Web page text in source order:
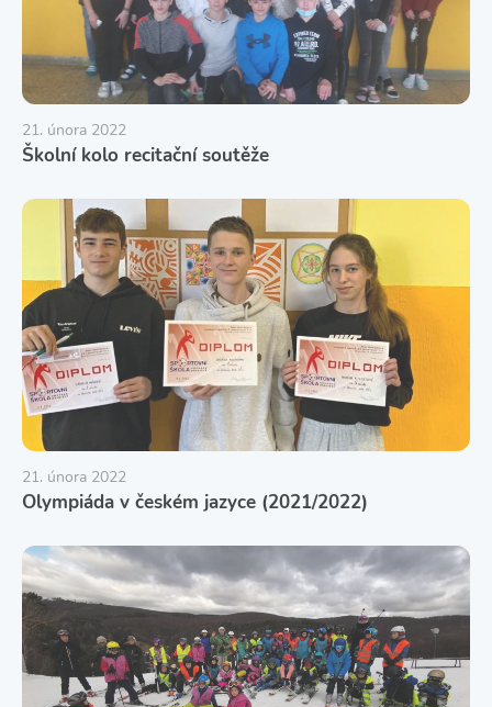
21. února 2022
Školní kolo recitační soutěže
21. února 2022
Olympiáda v českém jazyce (2021/2022)